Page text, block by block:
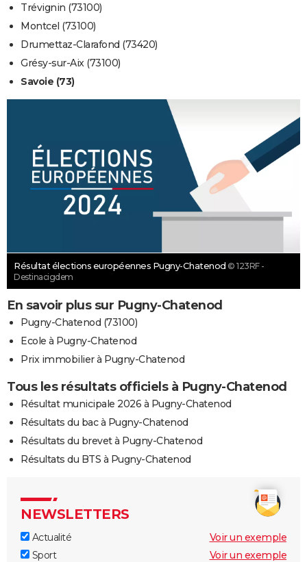
Trévignin (73100)
Montcel (73100)
Drumettaz-Clarafond (73420)
Grésy-sur-Aix (73100)
Savoie (73)
Résultat élections européennes Pugny-Chatenod © 123RF -
Destinacigdem
En savoir plus sur Pugny-Chatenod
Pugny-Chatenod (73100)
Ecole à Pugny-Chatenod
Prix immobilier à Pugny-Chatenod
Tous les résultats officiels à Pugny-Chatenod
Résultat municipale 2026 à Pugny-Chatenod
Résultats du bac à Pugny-Chatenod
Résultats du brevet à Pugny-Chatenod
Résultats du BTS à Pugny-Chatenod
NEWSLETTERS
Actualité
Voir un exemple
Sport
Voir un exemple